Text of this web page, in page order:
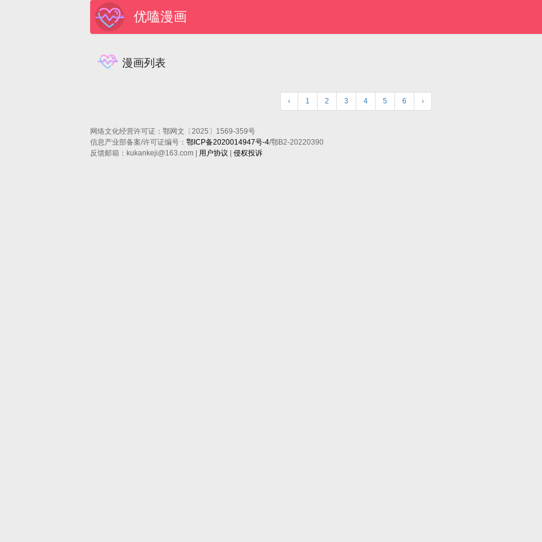
优嗑漫画
漫画列表
‹ 1 2 3 4 5 6 ›
网络文化经营许可证：鄂网文〔2025〕1569-359号
信息产业部备案/许可证编号：鄂ICP备2020014947号-4/鄂B2-20220390
反馈邮箱：kukankeji@163.com | 用户协议 |侵权投诉